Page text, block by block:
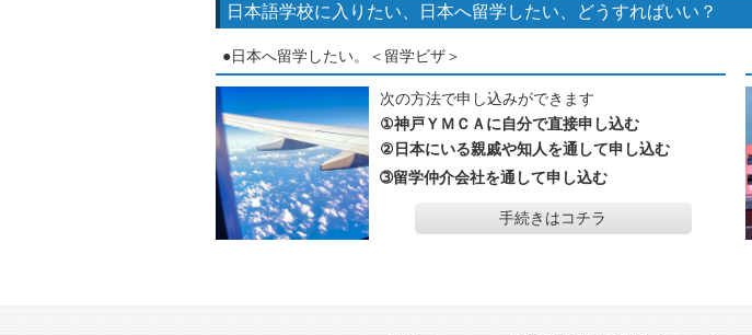
日本語学校に入りたい、日本へ留学したい、どうすればいい？
●日本へ留学したい。＜留学ビザ＞
次の方法で申し込みができます
①神戸ＹＭＣＡに自分で直接申し込む
②日本にいる親戚や知人を通して申し込む
➂留学仲介会社を通して申し込む
手続きはコチラ